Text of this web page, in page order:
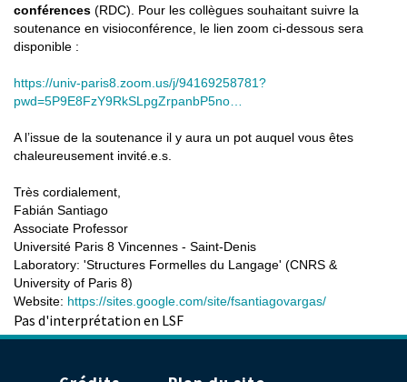
conférences (RDC). Pour les collègues souhaitant suivre la
soutenance en visioconférence, le lien zoom ci-dessous sera
disponible :
https://univ-paris8.zoom.us/j/94169258781?
pwd=5P9E8FzY9RkSLpgZrpanbP5no…
A l’issue de la soutenance il y aura un pot auquel vous êtes
chaleureusement invité.e.s.
Très cordialement,
Fabián Santiago
Associate Professor
Université Paris 8 Vincennes - Saint-Denis
Laboratory: 'Structures Formelles du Langage' (CNRS &
University of Paris 8)
Website: https://sites.google.com/site/fsantiagovargas/
Pas d'interprétation en LSF